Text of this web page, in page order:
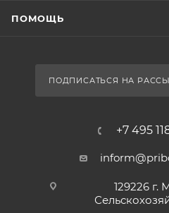
ПОМОЩЬ
ПОДПИСАТЬСЯ НА
+7 495
129226 г.